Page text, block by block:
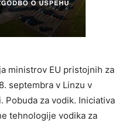
ministrov EU pristojnih za
septembra v Linzu v
Pobuda za vodik. Iniciativa
tehnologije vodika za